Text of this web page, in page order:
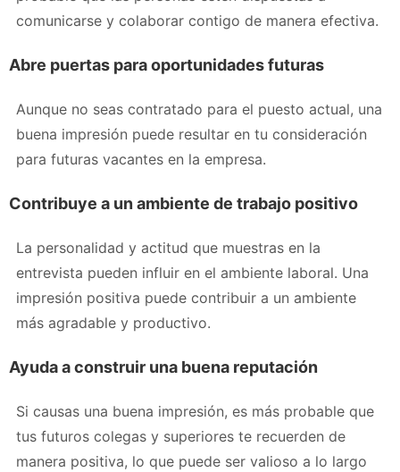
comunicarse y colaborar contigo de manera efectiva.
Abre puertas para oportunidades futuras
Aunque no seas contratado para el puesto actual, una
buena impresión puede resultar en tu consideración
para futuras vacantes en la empresa.
Contribuye a un ambiente de trabajo positivo
La personalidad y actitud que muestras en la
entrevista pueden influir en el ambiente laboral. Una
impresión positiva puede contribuir a un ambiente
más agradable y productivo.
Ayuda a construir una buena reputación
Si causas una buena impresión, es más probable que
tus futuros colegas y superiores te recuerden de
manera positiva, lo que puede ser valioso a lo largo